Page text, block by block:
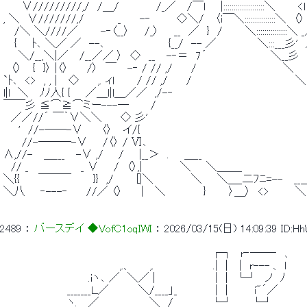
∨/////////,/　/＿/　　　 　 /_／　 /￣l　　|::::::::::::::::::::＼　　　
, ＼　∨///////,/　　　　 _　　 -‐　 　　◇＼/　 〈i￣＼:::::::::::::::＼　〈
/＼ ＼////／　　　-‐〈__〉　　/_〉　　__　／　}　/　　　＼:::::::::::::::
{　　ﾄ､ ＼／ ／　--､　　　　　　　　 {__/　-- ／　　　　　 ＼:::___彡
＼/__,＼|／　 /__／／ 〉　◇　__　 -‐＝　7´　　　　　　　　 ＼__彡
〈〉　 {　}〉 |〈〉　　 /〉　￣　 -‐ / // ,/　　 /　　　　　　　　　　　 ＼　
`ﾄ､　<>　, , |　 ◇　 　,. ィl　　　/ // ,/　　 /　　　　　　 　 　 　 　 　
l|l　＼　 ﾉﾉ人{ {　　／＿l|l＿／／　,/-‐　　　　　　　　　　　　　 　 　
￣￣彡 ≦⌒≧⌒ミー---―　 　 /　　　　　　　　　　　　　　　　　　
／／//´ ￣｀∨＼＼　　 ◇ 彡'　　　　　　　　　　　　　　 　 　 　
'　//-――-∨　　 〈〉　 イ/{　　　　　　　　　　　　　　　　　　　　
//-―――-∨　　/〈〉 / Ⅵ､　　　　　　　　　　　　　　 　 　 　 　
∧,//-　 ＿___　 -∨ ,/　　/　　|__＞　.　　＿__　　　　　　　　　　　　　
// _　　　　　 　 _ ∨　　/　〈〉,|　　　　　＼　　＼＿＿_
＼{{　　 ￣￣￣ 　　 }}　,/　　　[|＼　　　　　＼　　＼＿_二ﾌﾆ=--　 __
＼八　　‐---‐　　 //／ 〈〉　　 |　 ＼　　　　　}　　　〉＿〉　<>　　　
2489 ： バースデイ ◆VofC1oqIWI ： 2026/03/15(日) 14:09:39
┌┐　r‐――‐　、
,.、　 　,.　　　 　 　 　 .|　|　 |　r--- 、 ｌ
.iヽ､ ／　＼／ |　　　　　　 　 |　|　└┘　ノ　ﾉ
_______Ｌ／　　 　 ＼/____」_　　　　　|　|　　　 i"´／
ヽ.　_／ 　 ___＿ 　 ＼　/　　　　　└┘　　 └┘